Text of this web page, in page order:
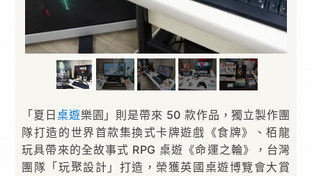
「夏日桌遊樂園」則是帶來 50 款作品，獨立製作團
隊打造的世界首款集換式卡牌遊戲《食牌》、栢龍
玩具帶來的全故事式 RPG 桌遊《命運之輪》，台灣
團隊「玩聚設計」打造，榮獲英國桌遊博覽會大賞